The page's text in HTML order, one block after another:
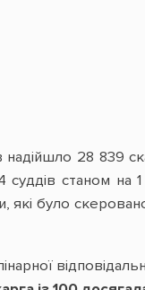
надійшло 28 839
станом на 1
які було